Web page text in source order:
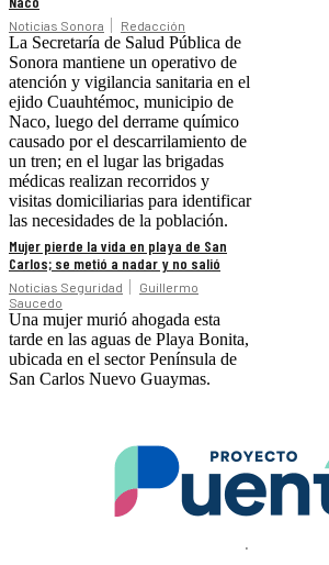
Noticias Sonora Redacción
La Secretaría de Salud Pública de
Sonora mantiene un operativo de
atención y vigilancia sanitaria en el
ejido Cuauhtémoc, municipio de
Naco, luego del derrame químico
causado por el descarrilamiento de
un tren; en el lugar las brigadas
médicas realizan recorridos y
visitas domiciliarias para identificar
las necesidades de la población.
Mujer pierde la vida en playa de San
Carlos; se metió a nadar y no salió
Noticias Seguridad
Guillermo
Saucedo
Una mujer murió ahogada esta
tarde en las aguas de Playa Bonita,
ubicada en el sector Península de
San Carlos Nuevo Guaymas.
.